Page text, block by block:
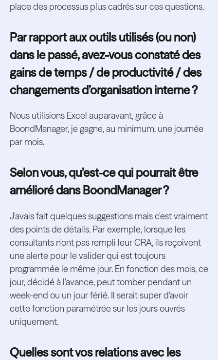
place des processus plus cadrés sur ces questions.
Par rapport aux outils utilisés (ou non)
dans le passé, avez-vous constaté des
gains de temps / de productivité / des
changements d’organisation interne ?
Nous utilisions Excel auparavant, grâce à
BoondManager, je gagne, au minimum, une journée
par mois.
Selon vous, qu’est-ce qui pourrait être
amélioré dans BoondManager ?
J'avais fait quelques suggestions mais c'est vraiment
des points de détails. Par exemple, lorsque les
consultants n'ont pas rempli leur CRA, ils reçoivent
une alerte pour le valider qui est toujours
programmée le même jour. En fonction des mois, ce
jour, décidé à l'avance, peut tomber pendant un
week-end ou un jour férié. Il serait super d'avoir
cette fonction paramétrée sur les jours ouvrés
uniquement.
Quelles sont vos relations avec les